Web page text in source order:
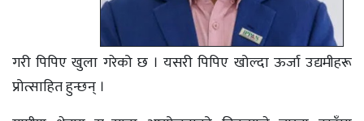
गरी पिपिए खुला गरेको छ । यसरी पिपिए खोल्दा ऊर्जा उद्यमीहरू
प्रोत्साहित हुन्छन् ।